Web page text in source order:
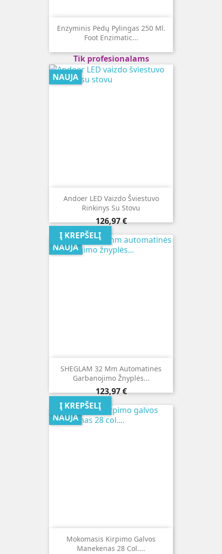
Enzyminis Pėdų Pylingas 250 Ml.
Foot Enzimatic...
Tik profesionalams
Andoer LED Vaizdo Šviestuvo
Rinkinys Su Stovu
Kaina
126,97 €
Į KREPŠELĮ
NAUJA
SHEGLAM 32 Mm Automatinės
Garbanojimo Žnyplės...
Kaina
123,97 €
Į KREPŠELĮ
NAUJA
Mokomasis Kirpimo Galvos
Manekenas 28 Col....
NAUJA